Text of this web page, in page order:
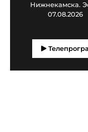
Нижнекамска.
07.08.2026